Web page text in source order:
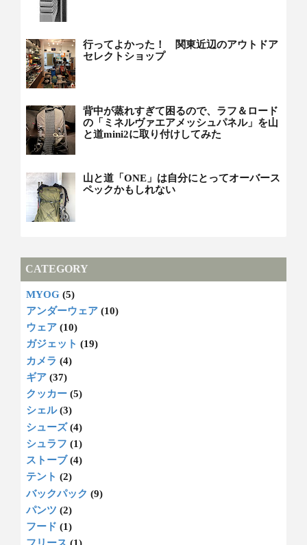
行ってよかった！ 関東近辺のアウトドア
セレクトショップ
背中が蒸れすぎて困るので、ラフ＆ロード
の「ミネルヴァエアメッシュパネル」を山
と道mini2に取り付けしてみた
山と道「ONE」は自分にとってオーバース
ペックかもしれない
CATEGORY
MYOG (5)
アンダーウェア (10)
ウェア (10)
ガジェット (19)
カメラ (4)
ギア (37)
クッカー (5)
シェル (3)
シューズ (4)
シュラフ (1)
ストーブ (4)
テント (2)
バックパック (9)
パンツ (2)
フード (1)